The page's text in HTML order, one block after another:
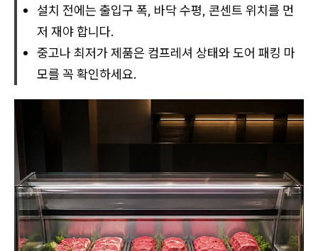
설치 전에는 출입구 폭, 바닥 수평, 콘센트 위치를 먼
저 재야 합니다.
중고나 최저가 제품은 컴프레셔 상태와 도어 패킹 마
모를 꼭 확인하세요.